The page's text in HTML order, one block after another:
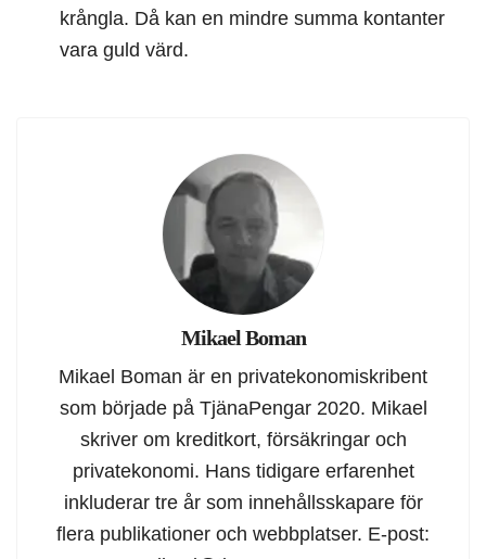
krångla. Då kan en mindre summa kontanter
vara guld värd.
Mikael Boman
Mikael Boman är en privatekonomiskribent
som började på TjänaPengar 2020. Mikael
skriver om kreditkort, försäkringar och
privatekonomi. Hans tidigare erfarenhet
inkluderar tre år som innehållsskapare för
flera publikationer och webbplatser. E-post: